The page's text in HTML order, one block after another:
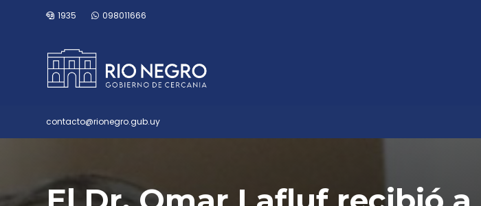
1935 098011666
contacto@rionegro.gub.uy